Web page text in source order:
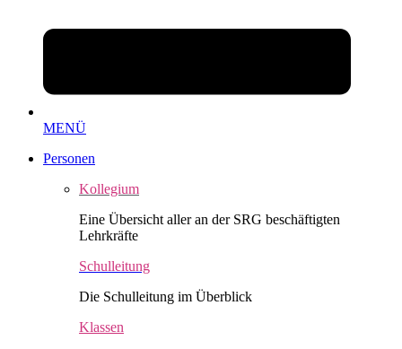
MENÜ
Personen
Kollegium
Eine Übersicht aller an der SRG beschäftigten
Lehrkräfte
Schulleitung
Die Schulleitung im Überblick
Klassen